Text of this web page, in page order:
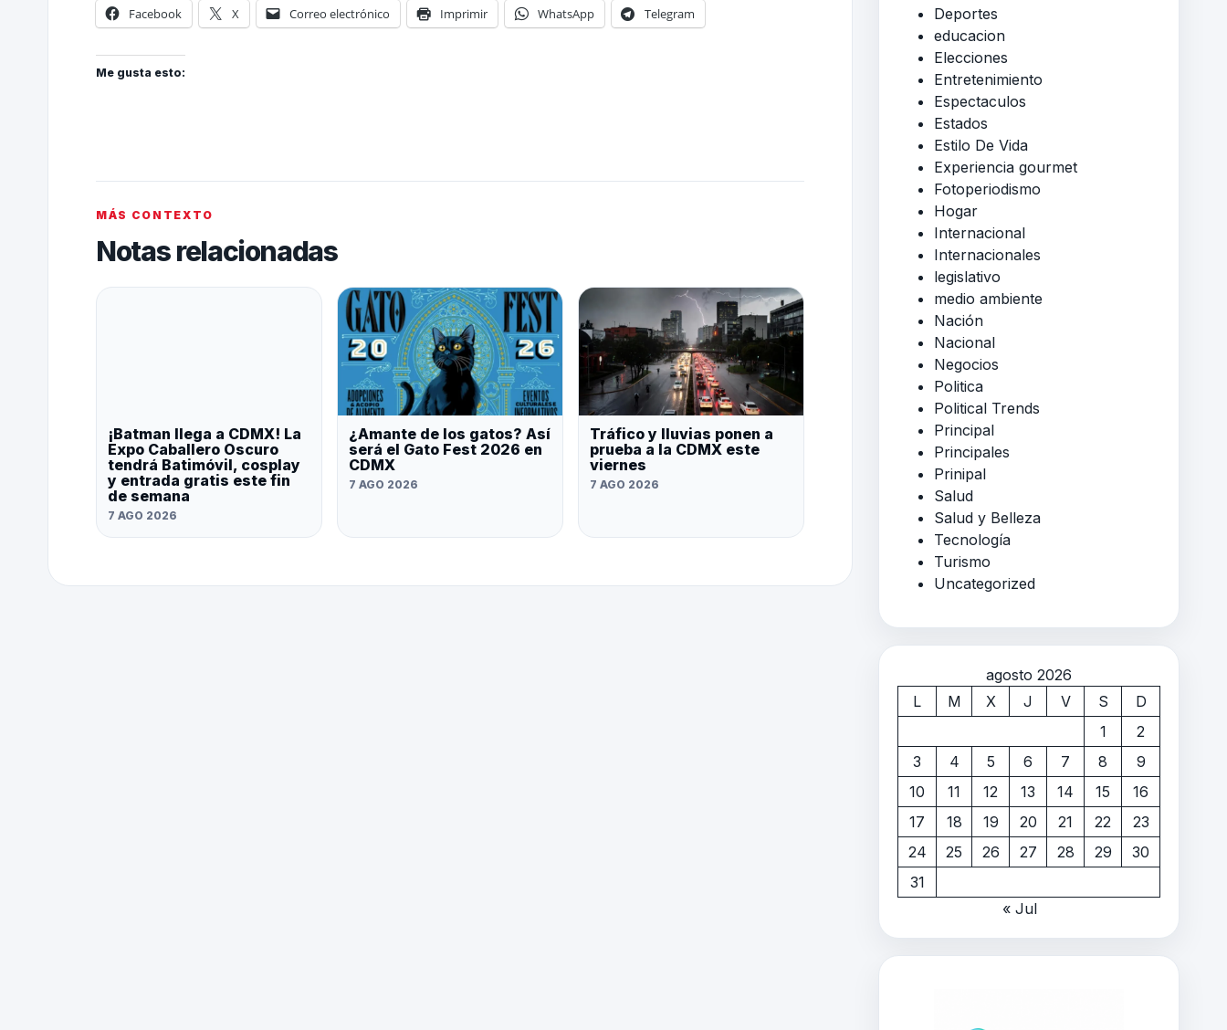
Facebook X Correo electrónico Imprimir WhatsApp Telegram
Me gusta esto:
MÁS CONTEXTO
Notas relacionadas
¡Batman llega a CDMX! La
Expo Caballero Oscuro
tendrá Batimóvil, cosplay
y entrada gratis este fin
de semana
7 AGO 2026
¿Amante de los gatos? Así
será el Gato Fest 2026 en
CDMX
7 AGO 2026
Tráfico y lluvias ponen a
prueba a la CDMX este
viernes
7 AGO 2026
Deportes
educacion
Elecciones
Entretenimiento
Espectaculos
Estados
Estilo De Vida
Experiencia gourmet
Fotoperiodismo
Hogar
Internacional
Internacionales
legislativo
medio ambiente
Nación
Nacional
Negocios
Politica
Political Trends
Principal
Principales
Prinipal
Salud
Salud y Belleza
Tecnología
Turismo
Uncategorized
agosto 2026
L
M X J V S
D
1
2
3
4 5 6 7 8
9
10
11 12 13 14 15
16
17
18 19 20 21 22
23
24
25 26 27 28 29
30
31
« Jul